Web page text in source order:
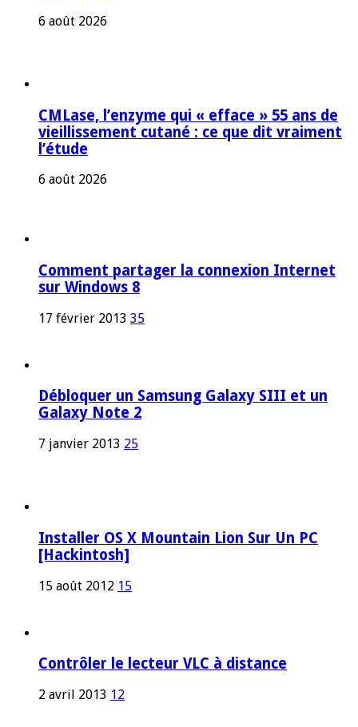
6 août 2026
CMLase, l’enzyme qui « efface » 55 ans de
vieillissement cutané : ce que dit vraiment
l’étude
6 août 2026
Comment partager la connexion Internet
sur Windows 8
17 février 2013 35
Débloquer un Samsung Galaxy SIII et un
Galaxy Note 2
7 janvier 2013 25
Installer OS X Mountain Lion Sur Un PC
[Hackintosh]
15 août 2012 15
Contrôler le lecteur VLC à distance
2 avril 2013 12